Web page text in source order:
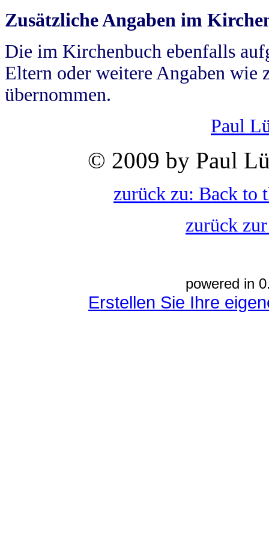
Zusätzliche Angaben im
Die im Kirchenbuch ebenfalls
Eltern oder weitere Angaben wie
übernommen.
Paul
© 2009 by Paul
zurück zu: Back to
zurück
powered in
Erstellen Sie Ihre